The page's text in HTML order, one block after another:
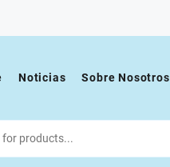
Noticias Sobre Nosotros